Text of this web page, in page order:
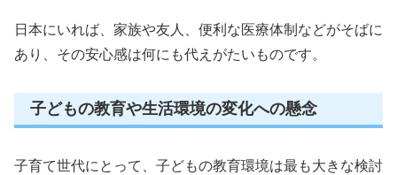
日本にいれば、家族や友人、便利な医療体制などがそばに
あり、その安心感は何にも代えがたいものです。
子どもの教育や生活環境の変化への懸念
子育て世代にとって、子どもの教育環境は最も大きな検討